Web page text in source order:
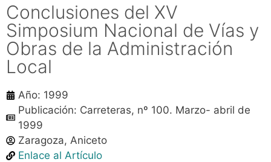
Conclusiones del XV
Simposium Nacional de Vías y
Obras de la Administración
Local
Año: 1999
Publicación: Carreteras, nº 100. Marzo- abril de
1999
Zaragoza, Aniceto
Enlace al Artículo